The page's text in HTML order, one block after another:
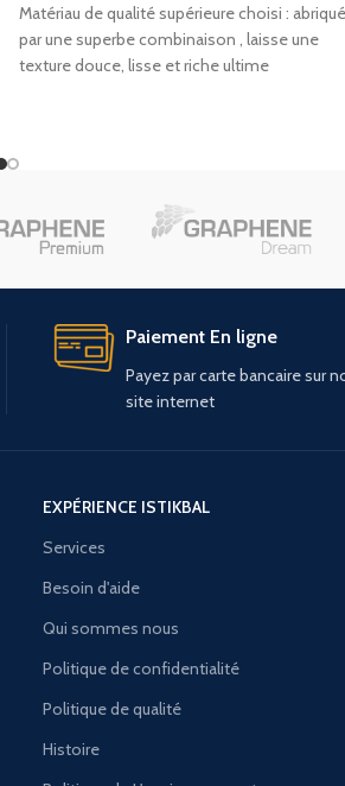
Matériau de qualité supérieure choisi :
par une superbe combinaison , laisse une
texture douce, lisse et riche ultime
Paiement En ligne
Payez par carte bancaire sur
site internet
EXPÉRIENCE ISTIKBAL
Services
Besoin d'aide
Qui sommes nous
Politique de confidentialité
Politique de qualité
Histoire